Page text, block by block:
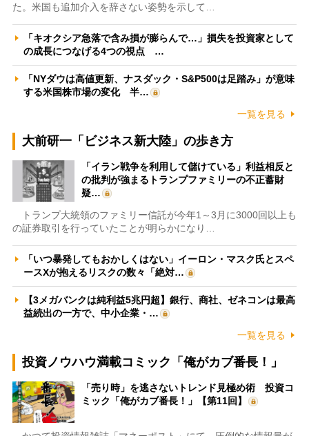
た。米国も追加介入を辞さない姿勢を示して…
「キオクシア急落で含み損が膨らんで…」損失を投資家として
の成長につなげる4つの視点 …
「NYダウは高値更新、ナスダック・S&P500は足踏み」が意味
する米国株市場の変化 半…
一覧を見る
大前研一「ビジネス新大陸」の歩き方
「イラン戦争を利用して儲けている」利益相反と
の批判が強まるトランプファミリーの不正蓄財
疑…
トランプ大統領のファミリー信託が今年1～3月に3000回以上も
の証券取引を行っていたことが明らかになり…
「いつ暴発してもおかしくはない」イーロン・マスク氏とスペ
ースXが抱えるリスクの数々「絶対…
【3メガバンクは純利益5兆円超】銀行、商社、ゼネコンは最高
益続出の一方で、中小企業・…
一覧を見る
投資ノウハウ満載コミック「俺がカブ番長！」
「売り時」を逃さないトレンド見極め術 投資コ
ミック「俺がカブ番長！」【第11回】